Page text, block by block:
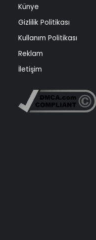
Künye
Gizlilik Politikası
Kullanım Politikası
Reklam
İletişim